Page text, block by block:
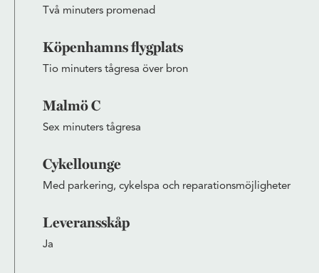
Två minuters promenad
Köpenhamns flygplats
Tio minuters tågresa över bron
Malmö C
Sex minuters tågresa
Cykellounge
Med parkering, cykelspa och reparationsmöjligheter
Leveransskåp
Ja